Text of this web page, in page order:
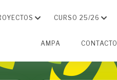
CURSO 25/26
AMPA CONTACTO